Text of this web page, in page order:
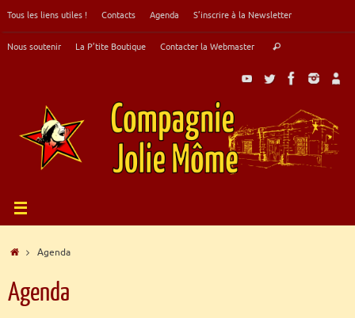
au
Tous les liens utiles ! Contacts Agenda S’inscrire à la Newsletter
Nous soutenir La P’tite Boutique Contacter la Webmaster Rechercher
Accueil
Agenda
Agenda